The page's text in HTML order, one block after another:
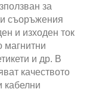
за
съоръжения
и изходен ток
магнитни
и др. В
качеството
кабелни